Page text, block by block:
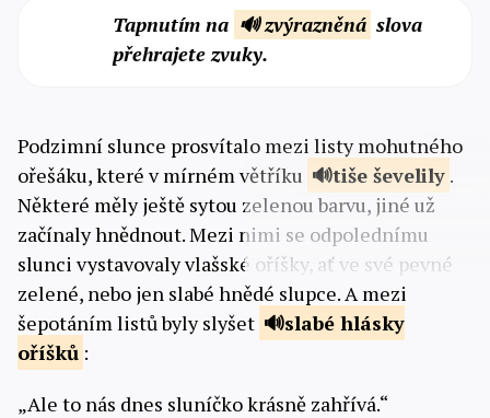
Tapnutím na 🔊 zvýrazněná slova
přehrajete zvuky.
Podzimní slunce prosvítalo mezi listy mohutného
ořešáku, které v mírném větříku
tiše ševelily .
Některé měly ještě sytou zelenou barvu, jiné už
začínaly hnědnout. Mezi nimi se odpolednímu
slunci vystavovaly vlašské oříšky, ať ve své pevné
zelené, nebo jen slabé hnědé slupce. A mezi
šepotáním listů byly slyšet
slabé hlásky
oříšků :
„Ale to nás dnes sluníčko krásně zahřívá.“